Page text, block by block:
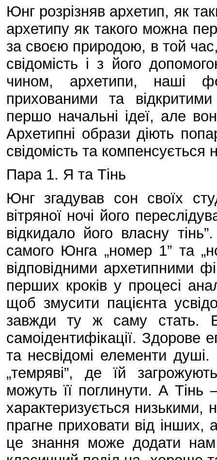
Юнг розрізняв архетип, як
архетипу як такого можна
за своєю природою, в той
свідомість і з його
чином, архетипи, наші
прихованими та
першо начальні ідеї, але
Архетипні образи діють
свідомість та компенсується
Пара 1. Я та Тінь
Юнг згадував сон своїх
вітряної ночі його
відкидало його власну
самого Юнга „номер 1” та
відповідними архетипними
перших кроків у процесі
щоб змусити пацієнта
завжди ту ж саму стать.
самоідентифікації. Здорове
та несвідомі елементи
„темряві”, де їй
можуть її поглинути. А
характеризується низькими,
прагне приховати від
це знання може додати